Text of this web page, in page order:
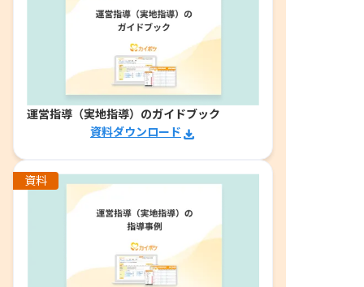
運営指導（実地指導）のガイドブック
資料ダウンロード
資料